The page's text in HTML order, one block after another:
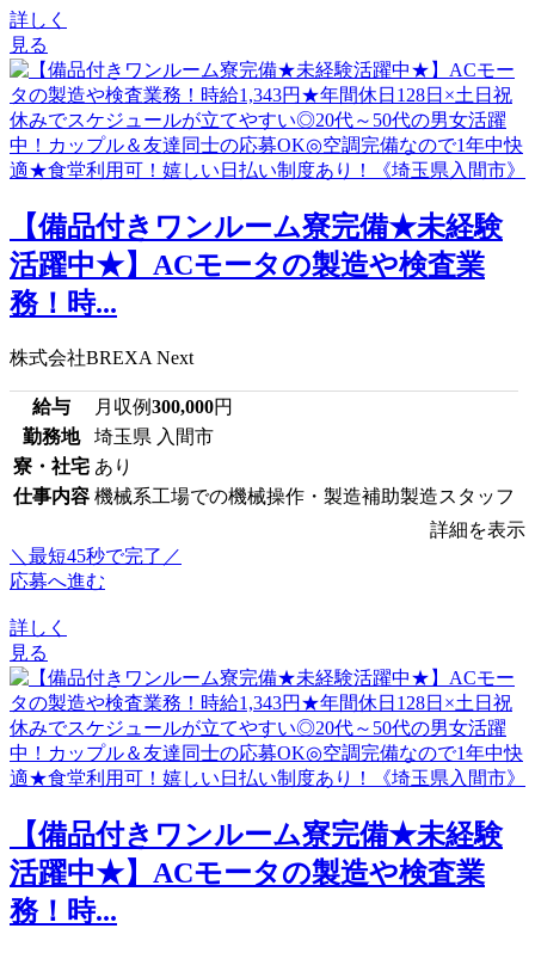
詳しく
見る
【備品付きワンルーム寮完備★未経験
活躍中★】ACモータの製造や検査業
務！時...
株式会社BREXA Next
給与 月収例300,000円
勤務地
埼玉県 入間市
寮・社宅 あり
仕事内容 機械系工場での機械操作・製造補助製造スタッフ
詳細を表示
＼最短45秒で完了／
応募へ進む
詳しく
見る
【備品付きワンルーム寮完備★未経験
活躍中★】ACモータの製造や検査業
務！時...